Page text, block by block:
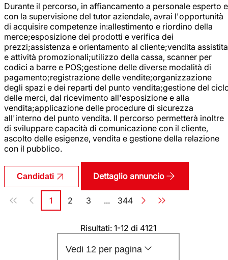
Durante il percorso, in affiancamento a personale esperto e
con la supervisione del tutor aziendale, avrai l'opportunità
di acquisire competenze in:allestimento e riordino della
merce;esposizione dei prodotti e verifica dei
prezzi;assistenza e orientamento al cliente;vendita assistita
e attività promozionali;utilizzo della cassa, scanner per
codici a barre e POS;gestione delle diverse modalità di
pagamento;registrazione delle vendite;organizzazione
degli spazi e dei reparti del punto vendita;gestione del
delle merci, dal ricevimento all'esposizione e alla
vendita;applicazione delle procedure di sicurezza
all'interno del punto vendita. Il percorso permetterà inoltre
di sviluppare capacità di comunicazione con il cliente,
ascolto delle esigenze, vendita e gestione della relazione
con il pubblico.
Candidati Dettaglio annuncio
Paginazione
Pagina
1 Pagina
2 Pagina
3 ... Pagina
344
Risultati: 1-12 di 4121
Vedi 12 per pagina